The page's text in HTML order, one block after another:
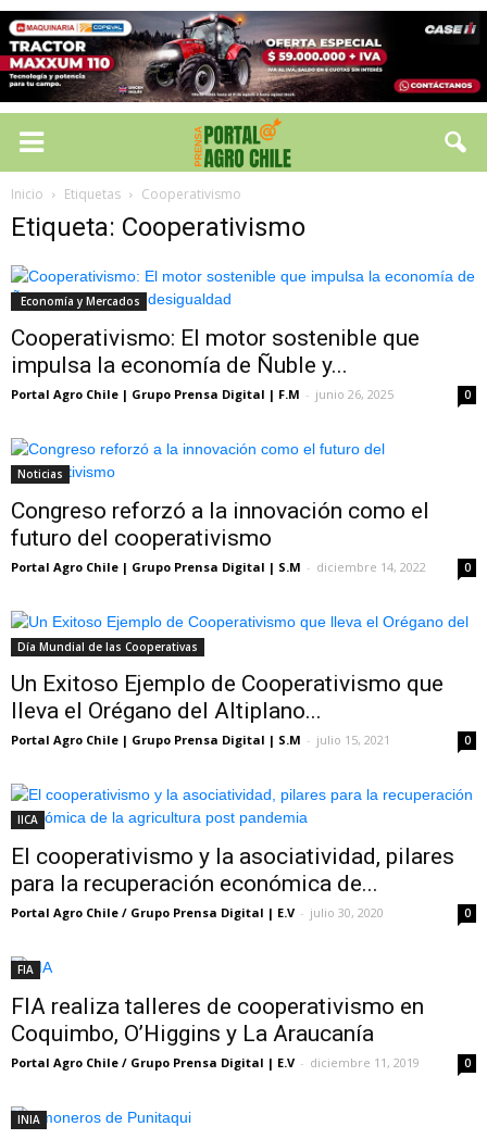
Inicio Etiquetas Cooperativismo
Etiqueta: Cooperativismo
Economía y Mercados
Cooperativismo: El motor sostenible que
impulsa la economía de Ñuble y...
Portal Agro Chile | Grupo Prensa Digital | F.M - junio 26, 2025 0
Noticias
Congreso reforzó a la innovación como el
futuro del cooperativismo
Portal Agro Chile | Grupo Prensa Digital | S.M - diciembre 14, 2022 0
Día Mundial de las Cooperativas
Un Exitoso Ejemplo de Cooperativismo que
lleva el Orégano del Altiplano...
Portal Agro Chile | Grupo Prensa Digital | S.M - julio 15, 2021 0
IICA
El cooperativismo y la asociatividad, pilares
para la recuperación económica de...
Portal Agro Chile / Grupo Prensa Digital | E.V - julio 30, 2020 0
FIA
FIA realiza talleres de cooperativismo en
Coquimbo, O’Higgins y La Araucanía
Portal Agro Chile / Grupo Prensa Digital | E.V - diciembre 11, 2019 0
INIA